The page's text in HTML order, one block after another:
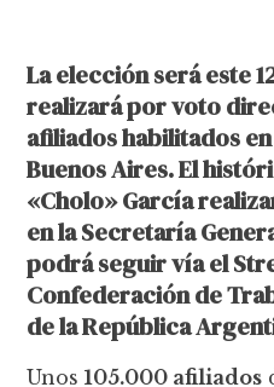
La elección será este
realizará por voto
afiliados habilitados
Buenos Aires. El
«Cholo» García
en la Secretaría
podrá seguir vía el
Confederación de
de la República
Unos105.000 afiliados